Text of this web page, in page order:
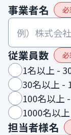
事業者名 必
従業員数 必
1名以上 -
30名以上 -
100名以上
1000名以上
担当者様名